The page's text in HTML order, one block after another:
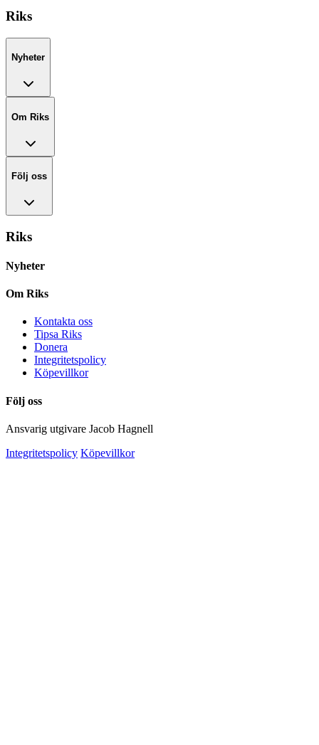
Riks
Nyheter
Om Riks
Följ oss
Riks
Nyheter
Om Riks
Kontakta oss
Tipsa Riks
Donera
Integritetspolicy
Köpevillkor
Följ oss
Ansvarig utgivare Jacob Hagnell
Integritetspolicy Köpevillkor